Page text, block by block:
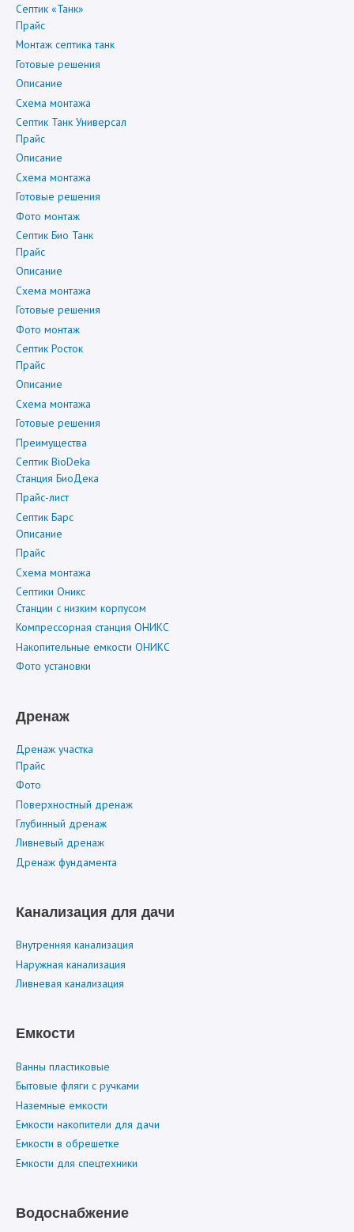
Септик «Танк»
Прайс
Монтаж септика танк
Готовые решения
Описание
Схема монтажа
Септик Танк Универсал
Прайс
Описание
Схема монтажа
Готовые решения
Фото монтаж
Септик Био Танк
Прайс
Описание
Схема монтажа
Готовые решения
Фото монтаж
Септик Росток
Прайс
Описание
Схема монтажа
Готовые решения
Преимущества
Септик BioDeka
Станция БиоДека
Прайс-лист
Септик Барс
Описание
Прайс
Схема монтажа
Септики Оникс
Станции с низким корпусом
Компрессорная станция ОНИКС
Накопительные емкости ОНИКС
Фото установки
Дренаж
Дренаж участка
Прайс
Фото
Поверхностный дренаж
Глубинный дренаж
Ливневый дренаж
Дренаж фундамента
Канализация для дачи
Внутренняя канализация
Наружная канализация
Ливневая канализация
Емкости
Ванны пластиковые
Бытовые фляги с ручками
Наземные емкости
Емкости накопители для дачи
Емкости в обрешетке
Емкости для спецтехники
Водоснабжение